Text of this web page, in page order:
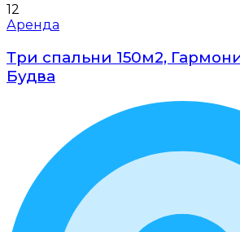
12
Аренда
Три спальни 150м2,
Будва